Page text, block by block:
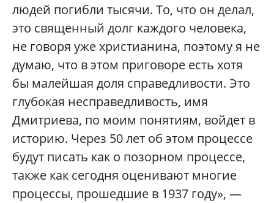
людей погибли тысячи. То, что он делал,
это священный долг каждого человека,
не говоря уже христианина, поэтому я не
думаю, что в этом приговоре есть хотя
бы малейшая доля справедливости. Это
глубокая несправедливость, имя
Дмитриева, по моим понятиям, войдет в
историю. Через 50 лет об этом процессе
будут писать как о позорном процессе,
также как сегодня оценивают многие
процессы, прошедшие в 1937 году», —